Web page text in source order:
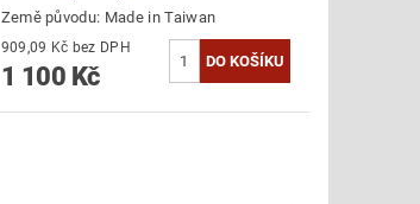
Země původu: Made in Taiwan
909,09 Kč bez DPH
1 100 Kč